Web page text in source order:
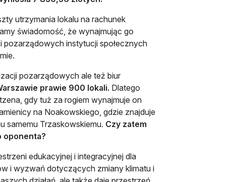
utrzymania lokalu na rachunek
świadomość, że wynajmując go
pozarządowych instytucji społecznych
pozarządowych ale też biur
prawie 900 lokali. Dlatego
gdy tuż za rogiem wynajmuje on
na Noakowskiego, gdzie znajduje
samemu Trzaskowskiemu. Czy zatem
oponenta?
edukacyjnej i integracyjnej dla
i wyzwań dotyczących zmiany klimatu i